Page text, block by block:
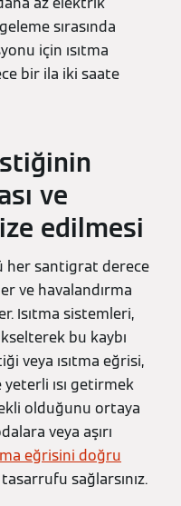
sırasında
için ısıtma
bir ila iki saate
ve
edilmesi
her santigrat derece
ve havalandırma
Isıtma sistemleri,
bu kaybı
veya ısıtma eğrisi,
yeterli ısı getirmek
olduğunu ortaya
veya aşırı
eğrisini doğru
sağlarsınız.